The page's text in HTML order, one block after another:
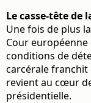
Le casse-tête de
Une fois de plus
Cour européenne
conditions de
carcérale
revient au cœur
présidentielle.